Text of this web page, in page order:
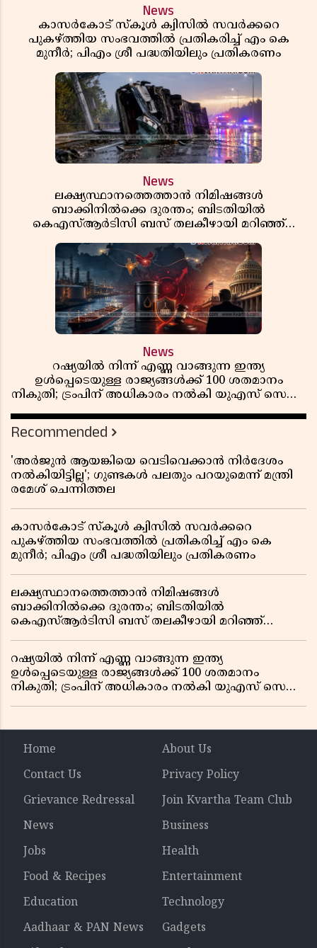
News
കാസർകോട് സ്കൂൾ ക്വിസിൽ സവർക്കറെ
പുകഴ്ത്തിയ സംഭവത്തിൽ പ്രതികരിച്ച് എം കെ
മുനീർ; പിഎം ശ്രീ പദ്ധതിയിലും പ്രതികരണം
News
ലക്ഷ്യസ്ഥാനത്തെത്താൻ നിമിഷങ്ങൾ
ബാക്കിനിൽക്കെ ദുരന്തം; ബിടതിയിൽ
കെഎസ്ആർടിസി ബസ് തലകീഴായി മറിഞ്ഞ്
News
റഷ്യയിൽ നിന്ന് എണ്ണ വാങ്ങുന്ന ഇന്ത്യ
ഉൾപ്പെടെയുള്ള രാജ്യങ്ങൾക്ക് 100 ശതമാനം
നികുതി; ട്രംപിന് അധികാരം നൽകി യുഎസ് സെനറ്റ്
Recommended
'അർജുൻ ആയങ്കിയെ വെടിവെക്കാൻ നിർദേശം
നൽകിയിട്ടില്ല'; ഗുണ്ടകൾ പലതും പറയുമെന്ന് മന്ത്രി
രമേശ് ചെന്നിത്തല
കാസർകോട് സ്കൂൾ ക്വിസിൽ സവർക്കറെ
പുകഴ്ത്തിയ സംഭവത്തിൽ പ്രതികരിച്ച് എം കെ
മുനീർ; പിഎം ശ്രീ പദ്ധതിയിലും പ്രതികരണം
ലക്ഷ്യസ്ഥാനത്തെത്താൻ നിമിഷങ്ങൾ
ബാക്കിനിൽക്കെ ദുരന്തം; ബിടതിയിൽ
കെഎസ്ആർടിസി ബസ് തലകീഴായി മറിഞ്ഞ്
റഷ്യയിൽ നിന്ന് എണ്ണ വാങ്ങുന്ന ഇന്ത്യ
ഉൾപ്പെടെയുള്ള രാജ്യങ്ങൾക്ക് 100 ശതമാനം
നികുതി; ട്രംപിന് അധികാരം നൽകി യുഎസ് സെനറ്റ്
Home
About Us
Contact Us
Privacy Policy
Grievance Redressal
Join Kvartha Team Club
News
Business
Jobs
Health
Food & Recipes
Entertainment
Education
Technology
Aadhaar & PAN News
Gadgets